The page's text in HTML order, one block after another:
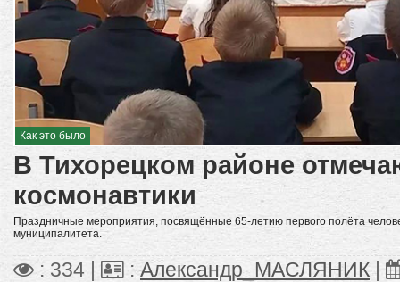
Как это было
В Тихорецком районе
космонавтики
Праздничные мероприятия, посвящённые 65-летию первого полёта
муниципалитета.
: 334 | :Александр_МАСЛЯНИК |